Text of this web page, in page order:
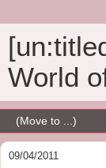
World
09/04/2011